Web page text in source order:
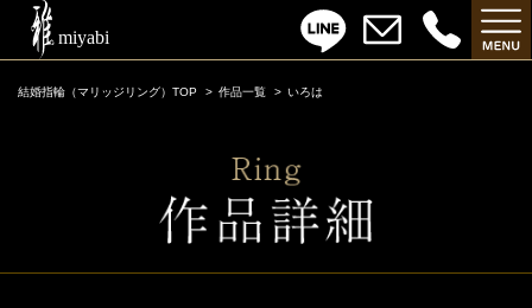
結婚指輪（マリッジリング）TOP 作品一覧 いろは